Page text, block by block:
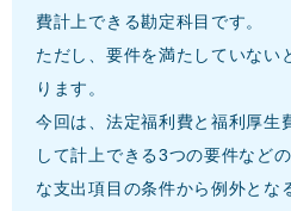
費計上できる勘定科目です。
ただし、要件を満たしていない
ります。
今回は、法定福利費と福利厚生
して計上できる3つの要件など
な支出項目の条件から例外とな